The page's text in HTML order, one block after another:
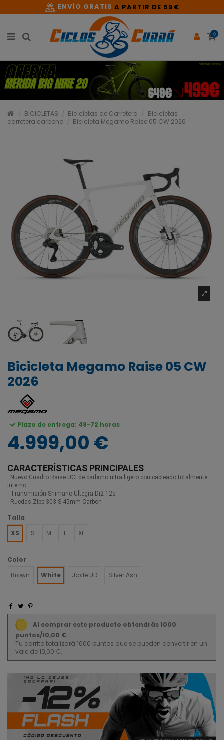
ENVÍO GRATIS A PARTIR DE 59€
0
BICICLETAS Bicicletas de Carretera
Bicicletas
carretera carbono
Bicicleta Megamo Raise 05 CW 2026
Bicicleta Megamo Raise 05 CW
2026
Plazo de entrega: 48-72 horas
4.999,00 €
CARACTERÍSTICAS PRINCIPALES
· Nuevo Cuadro Raise UCI de carbono ultra ligero con cableado totalmente
interno
· Transmisión Shimano Ultegra Di2 12s
· Ruedas Zipp 303 S 45mm Carbon
Talla
XS
S M L XL
Color
Brown
White Jade UD Silver Ash
Al comprar este producto obtendrás 1000
puntos/10,00 €
Tu carrito totalizará 1000 puntos que se pueden convertir en un
vale de 10,00 €.